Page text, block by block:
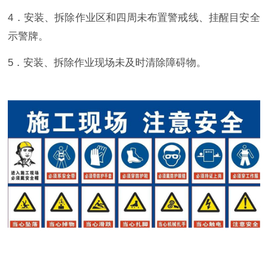
4．安装、拆除作业区和四周未布置警戒线、挂醒目安全
示警牌。
5．安装、拆除作业现场未及时清除障碍物。